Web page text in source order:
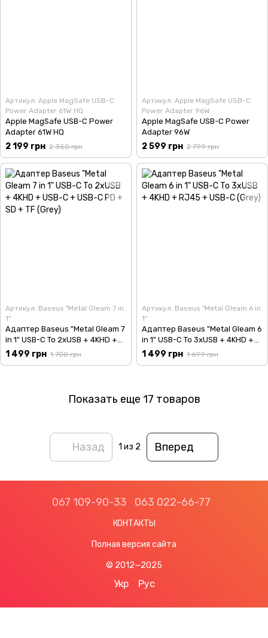
Артикул: Apple MagSafe USB-C
Power Adapter 61W HQ
Apple MagSafe USB-C Power
Adapter 61W HQ
2 199 грн 2 350 грн
Артикул: Apple MagSafe USB-C
Power Adapter 96W
Apple MagSafe USB-C Power
Adapter 96W
2 599 грн 2 799 грн
Артикул: Baseus "Metal Gleam 7 in
1"
Адаптер Baseus "Metal Gleam 7
in 1" USB-C To 2xUSB + 4KHD +
USB-C + USB-C PD + SD + TF
1 499 грн 1 700 грн
Артикул: Baseus "Metal Gleam 6 in
1"
Адаптер Baseus "Metal Gleam 6
in 1" USB-C To 3xUSB + 4KHD +
RJ45 + USB-C (Grey)
1 499 грн 1 699 грн
Показать еще 17 товаров
Назад 1 из 2 Вперед
067 109-90-33 063 022-66-77
КОНТАКТЫ
Полная версия сайта
© 2012—2025
Укр Рус